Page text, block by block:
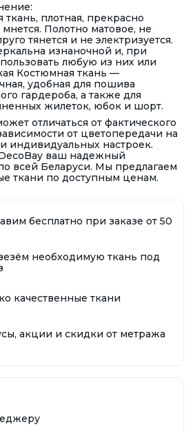
ткань, плотная, прекрасно
Полотно матовое, не
тянется и не электризуется.
изнаночной и, при
любую из них или
Костюмная ткань —
удобная для пошива
гардероба, а также для
жилеток, юбок и шорт.
отличаться от фактического
от цветопередачи на
индивидуальных настроек.
ваш надежный
всей Беларуси. Мы предлагаем
ткани по доступным ценам.
бесплатно при заказе от 50
необходимую ткань под
качественные ткани
акции и скидки от метража